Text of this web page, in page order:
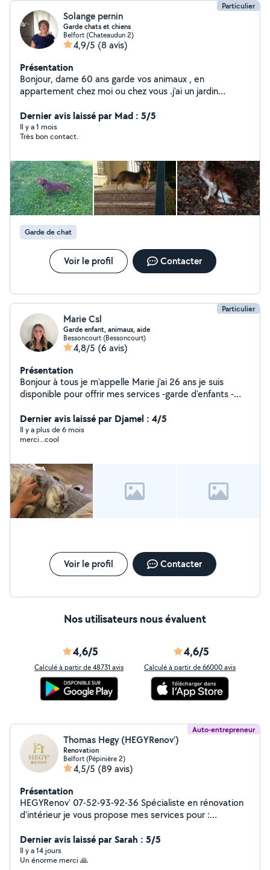
Particulier
Solange pernin
Garde chats et chiens
Belfort (Chateaudun 2)
4,9/5 (8 avis)
Présentation
Bonjour, dame 60 ans garde vos animaux , en
appartement chez moi ou chez vous .j'ai un jardin
,donc je peux en garder. Pas de chien catégorisé car je
n'ai pas le certificat pour eux J'habite pas loin de lieux
de balade , pas loin d'un étang ou ont peut faire le tour
Dernier avis laissé par Mad : 5/5
Il y a 1 mois
Très bon contact.
Garde de chat
Voir le profil Contacter
Particulier
Marie Csl
Garde enfant, animaux, aide
Bessoncourt (Bessoncourt)
4,8/5 (6 avis)
Présentation
Bonjour à tous je m'appelle Marie j'ai 26 ans je suis
disponible pour offrir mes services -garde d'enfants -
petit travaux -jardinage -aide aux courses -livraison -
déménagement -J'ai 3 années d'expérience dans la
petite enfant -3 année dans l'aide à la personne âgée
grande passion pour les animaux Secteur belfort et
environ et mulhouse contactez-moi en message privé
pour plus de renseignements Actuellement je suis
assistante dentaire
Dernier avis laissé par Djamel : 4/5
Il y a plus de 6 mois
merci...cool
Voir le profil Contacter
Nos utilisateurs nous évaluent
4,6/5
Calculé à partir de 48731 avis
4,6/5
Calculé à partir de 66000 avis
Auto-entrepreneur
Thomas Hegy (HEGYRenov’)
Renovation
Belfort (Pépinière 2)
4,5/5 (89 avis)
Présentation
HEGYRenov' 07-52-93-92-36 Spécialiste en rénovation
d'intérieur je vous propose mes services pour :
et grosse demolition Menuiserie intérieure/ext (porte,
fenetre, veranda, cuisine etcetc...) Placo - isolation -
peinture Carrelage Petit bricolage Toiture Snap :
Dernier avis laissé par Sarah : 5/5
Il y a 14 jours
Un énorme merci 🙏